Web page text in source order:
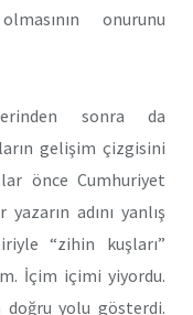
onurunu
sonra da
gelişim çizgisini
önce Cumhuriyet
adını yanlış
“zihin kuşları”
İçim içimi yiyordu.
yolu gösterdi.